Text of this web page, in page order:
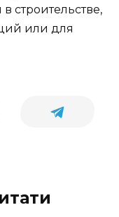
строительстве,
или для